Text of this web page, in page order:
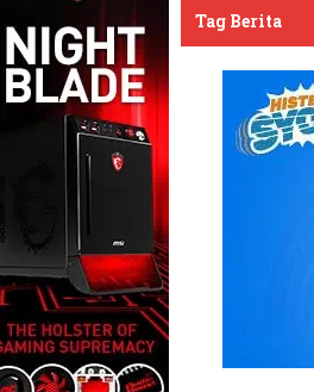
Tag Berita